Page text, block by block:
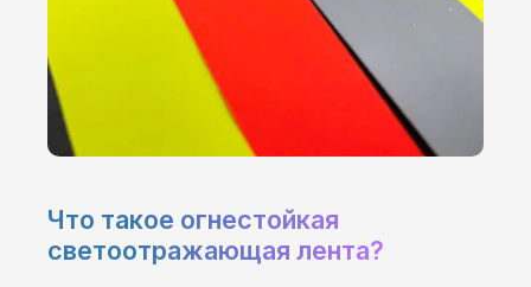
Что такое огнестойкая
светоотражающая лента?